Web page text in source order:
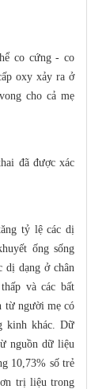
co cứng - co
oxy xảy ra ở
cho cả mẹ
đã được xác
tỷ lệ các dị
ống sống
dị dạng ở chân
và các bất
từ người mẹ có
kinh khác. Dữ
nguồn dữ liệu
10,73% số trẻ
trị liệu trong